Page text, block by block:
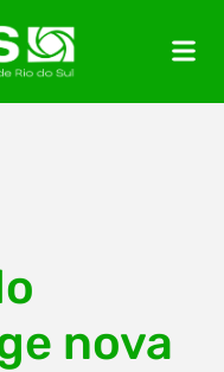
nova